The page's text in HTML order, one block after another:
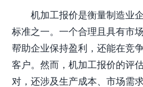
机加工报价是衡量制造业
标准之一。一个合理且具有市
帮助企业保持盈利，还能在竞
客户。然而，机加工报价的评
对，还涉及生产成本、市场需